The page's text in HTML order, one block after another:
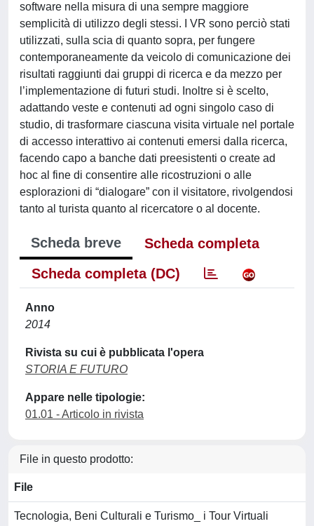
software nella misura di una sempre maggiore
semplicità di utilizzo degli stessi. I VR sono perciò stati
utilizzati, sulla scia di quanto sopra, per fungere
contemporaneamente da veicolo di comunicazione dei
risultati raggiunti dai gruppi di ricerca e da mezzo per
l’implementazione di futuri studi. Inoltre si è scelto,
adattando veste e contenuti ad ogni singolo caso di
studio, di trasformare ciascuna visita virtuale nel portale
di accesso interattivo ai contenuti emersi dalla ricerca,
facendo capo a banche dati preesistenti o create ad
hoc al fine di consentire alle ricostruzioni o alle
esplorazioni di “dialogare” con il visitatore, rivolgendosi
tanto al turista quanto al ricercatore o al docente.
Scheda breve
Scheda completa
Scheda completa (DC)
Anno
2014
Rivista su cui è pubblicata l'opera
STORIA E FUTURO
Appare nelle tipologie:
01.01 - Articolo in rivista
File in questo prodotto:
File
Tecnologia, Beni Culturali e Turismo_ i Tour Virtuali